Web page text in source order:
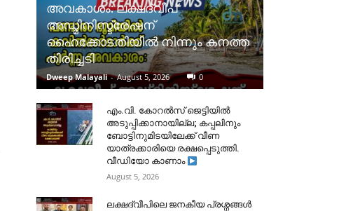
അവകാശം: ലക്ഷദ്വീപ്
അഡ്മിനിസ്ട്രേഷന്
ഹൈക്കോടതിയിൽ നിന്നും കനത്ത
തിരിച്ചടി
Dweep Malayali - August 5, 2026 0
​എം.വി. കോറൽസ് ജെട്ടിയിൽ
അടുപ്പിക്കാനായില്ല; കപ്പലിനും
ബോട്ടിനുമിടയിലേക്ക് വീണ
യാത്രക്കാരിയെ രക്ഷപ്പെടുത്തി.
വീഡിയോ കാണാം
August 5, 2026
ലക്ഷദ്വീപിലെ ജനകീയ പ്രശ്നങ്ങൾ